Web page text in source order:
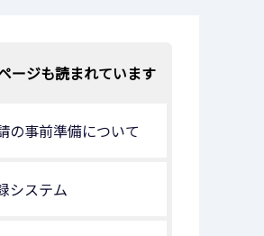
ージも読まれています
の事前準備について
システム